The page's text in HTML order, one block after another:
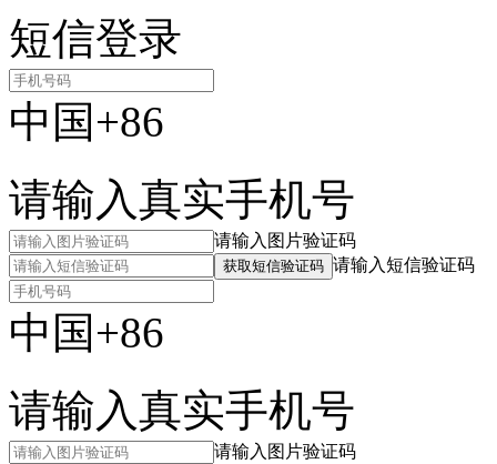
短信登录
中国+86
请输入真实手机号
请输入图片验证码
获取短信验证码 请输入短信验证码
中国+86
请输入真实手机号
请输入图片验证码